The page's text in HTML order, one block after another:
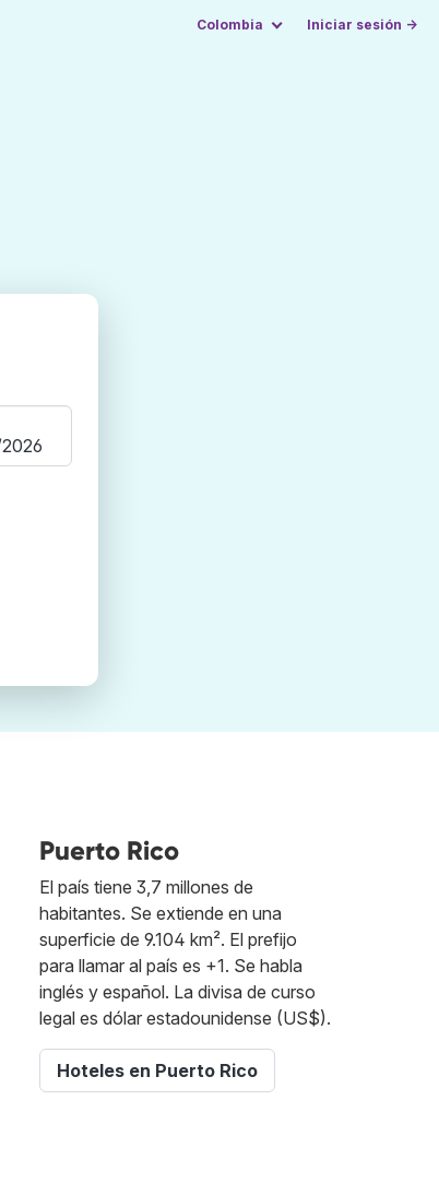
Colombia Iniciar sesión →
Puerto Rico
El país tiene 3,7 millones de
habitantes. Se extiende en una
superficie de 9.104 km². El prefijo
para llamar al país es +1. Se habla
inglés y español. La divisa de curso
legal es dólar estadounidense (US$).
Hoteles en Puerto Rico